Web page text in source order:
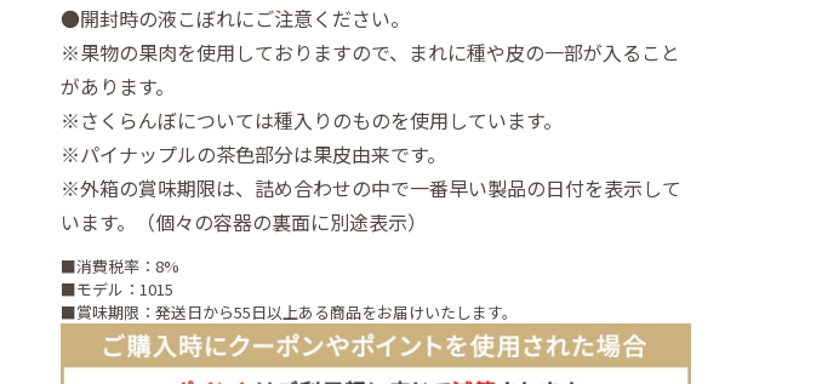
●開封時の液こぼれにご注意ください。
※果物の果肉を使用しておりますので、まれに種や皮の一部が入ること
があります。
※さくらんぼについては種入りのものを使用しています。
※パイナップルの茶色部分は果皮由来です。
※外箱の賞味期限は、詰め合わせの中で一番早い製品の日付を表示して
います。（個々の容器の裏面に別途表示）
■消費税率：8%
■モデル：1015
■賞味期限：発送日から55日以上ある商品をお届けいたします。